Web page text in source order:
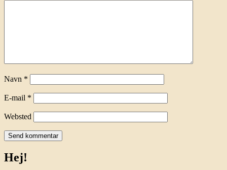
Navn *
E-mail *
Websted
Hej!